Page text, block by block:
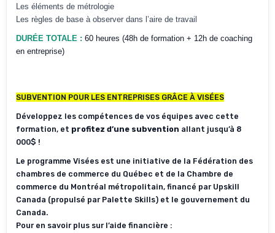
Les éléments de métrologie
Les règles de base à observer dans l’aire de travail
DURÉE TOTALE : 60 heures (48h de formation + 12h de coaching
en entreprise)
SUBVENTION POUR LES ENTREPRISES GRÂCE À VISÉES
Développez les compétences de vos équipes avec cette
formation, et profitez d’une subvention allant jusqu’à 8
000$ !
Le programme Visées est une initiative de la Fédération des
chambres de commerce du Québec et de la Chambre de
commerce du Montréal métropolitain, financé par Upskill
Canada (propulsé par Palette Skills) et le gouvernement du
Canada.
Pour en savoir plus sur l’aide financière :